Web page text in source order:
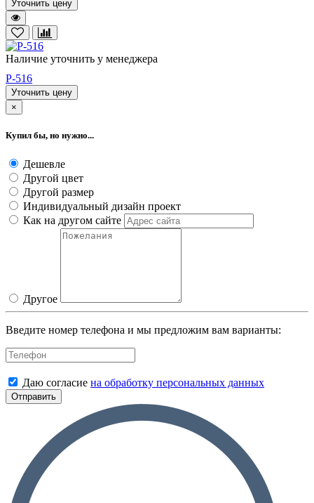
Уточнить цену
Наличие уточнить у менеджера
P-516
Уточнить цену
×
Купил бы, но нужно...
Дешевле
Другой цвет
Другой размер
Индивидуальный дизайн проект
Как на другом сайте
Другое
Введите номер телефона и мы предложим вам варианты:
Даю согласие на обработку персональных данных
Отправить